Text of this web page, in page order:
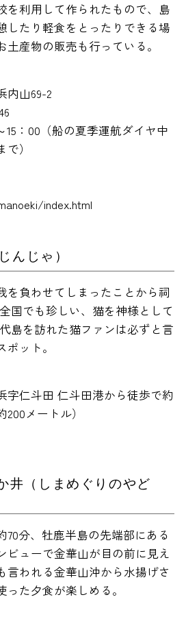
を利用して作られたもので、島
したり軽食をとったりできる場
産物の販売も行っている。
内山69-2
15：00（船の夏季運航ダイヤ中
）
index.html
んじゃ）
を負わせてしまったことから祠
国でも珍しい、猫を神様として
島を訪れた猫ファンは必ずと言
ット。
字仁斗田 仁斗田港から徒歩で約
メートル）
井（しまめぐりのやど
70分、牡鹿半島の先端部にある
ビューで金華山が目の前に見え
言われる金華山沖から水揚げさ
た夕食が楽しめる。